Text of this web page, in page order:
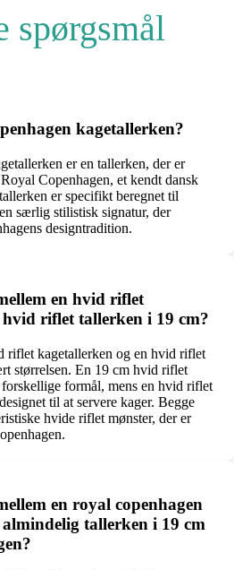
spørgsmål
kagetallerken?
er en tallerken, der er
Copenhagen, et kendt dansk
er specifikt beregnet til
særlig stilistisk signatur, der
designtradition.
en hvid riflet
riflet tallerken i 19 cm?
riflet kagetallerken og en hvid riflet
størrelsen. En 19 cm hvid riflet
formål, mens en hvid riflet
til at servere kager. Begge
hvide riflet mønster, der er
en royal copenhagen
tallerken i 19 cm